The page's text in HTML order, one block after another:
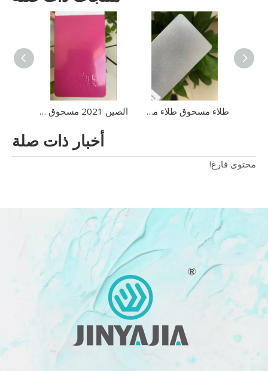
الصين 2021 مسحوق طلاء مسحوق البوليستر الايبوكسي الكهروستاتيكي عالي الجودة للبيع طلاء مسحوق طلاء مسحوق الرمل ذو نسيج رملي فضي معدني Ral9006
أخبار ذات صلة
محتوى فارغ!